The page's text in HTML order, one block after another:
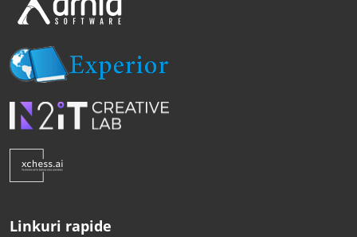
Linkuri rapide